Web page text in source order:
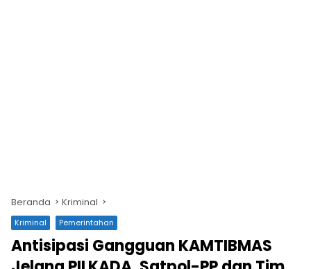
Beranda Kriminal
Kriminal Pemerintahan
Antisipasi Gangguan KAMTIBMAS